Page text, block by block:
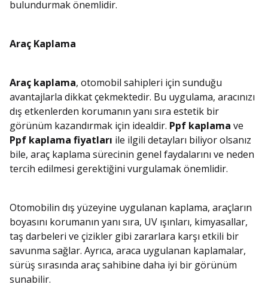
bulundurmak önemlidir.
Araç Kaplama
Araç kaplama, otomobil sahipleri için sunduğu
avantajlarla dikkat çekmektedir. Bu uygulama, aracınızı
dış etkenlerden korumanın yanı sıra estetik bir
görünüm kazandırmak için idealdir. Ppf kaplama ve
Ppf kaplama fiyatları ile ilgili detayları biliyor olsanız
bile, araç kaplama sürecinin genel faydalarını ve neden
tercih edilmesi gerektiğini vurgulamak önemlidir.
Otomobilin dış yüzeyine uygulanan kaplama, araçların
boyasını korumanın yanı sıra, UV ışınları, kimyasallar,
taş darbeleri ve çizikler gibi zararlara karşı etkili bir
savunma sağlar. Ayrıca, araca uygulanan kaplamalar,
sürüş sırasında araç sahibine daha iyi bir görünüm
sunabilir.